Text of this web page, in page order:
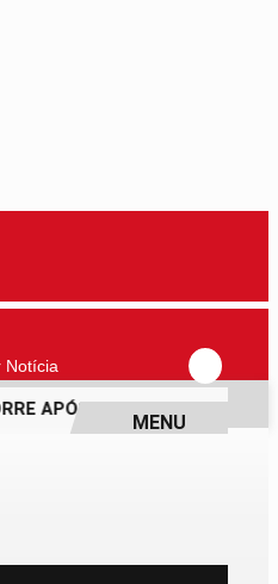
APÓS PASSAR MAL DURANTE
MENU